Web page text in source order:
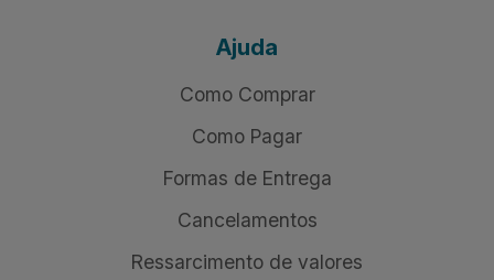
Ajuda
Como Comprar
Como Pagar
Formas de Entrega
Cancelamentos
Ressarcimento de valores